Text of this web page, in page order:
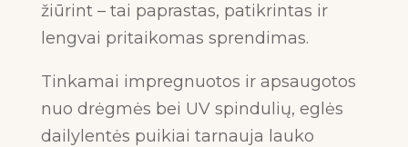
žiūrint – tai paprastas, patikrintas ir
lengvai pritaikomas sprendimas.
Tinkamai impregnuotos ir apsaugotos
nuo drėgmės bei UV spindulių, eglės
dailylentės puikiai tarnauja lauko